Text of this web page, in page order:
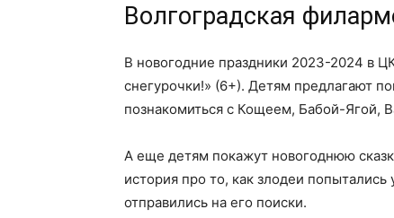
Волгоградская
В новогодние праздники 2023-2024 в
снегурочки!» (6+). Детям предлагают
познакомиться с Кощеем, Бабой-Ягой,
А еще детям покажут новогоднюю
история про то, как злодеи
отправились на его поиски.